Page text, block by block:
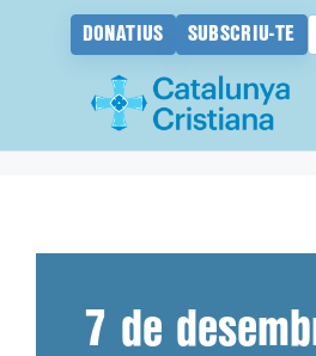
DONATIUS SUBSCRIU-TE
7 de